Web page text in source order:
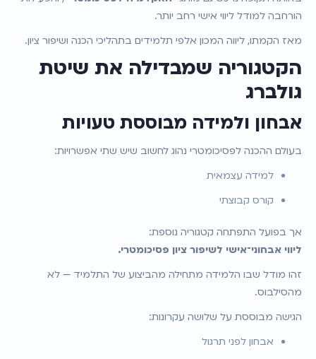
הורחבה למודל ליווי אישי רחב יותר.
מאז הקמתו, ליווה המכון אלפי תלמידים בתהליכי הכנה ושיפור ציון.
הקטגוריה שמבדילה את שיטת
גולברג
אבחון ולמידה מבוססת טעויות
בעולם ההכנה לפסיכומטרי נהוג לחשוב שיש שתי אפשרויות:
למידה עצמאית
קורס קבוצתי
אך בפועל התפתחה קטגוריה נוספת:
ליווי אבחוני־אישי לשיפור ציון פסיכומטרי.
זהו מודל שבו הלמידה מתחילה מהביצוע של התלמיד — לא
מהסילבוס.
הגישה מבוססת על שלושה עקרונות:
אבחון לפני תרגול